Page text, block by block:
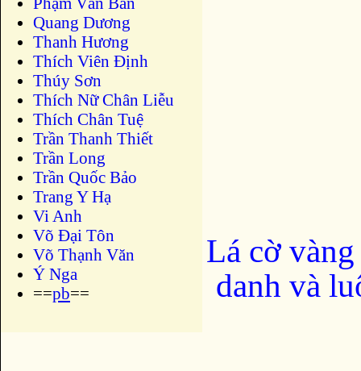
Quang Dương
Thanh Hương
Thích Viên Định
Thúy Sơn
Thích Nữ Chân Liễu
Thích Chân Tuệ
Trần Thanh Thiết
Trần Long
Trần Quốc Bảo
Trang Y Hạ
Vi Anh
Võ Đại Tôn
Võ Thạnh Văn
Ý Nga
==pb==
Lá cờ
danh và